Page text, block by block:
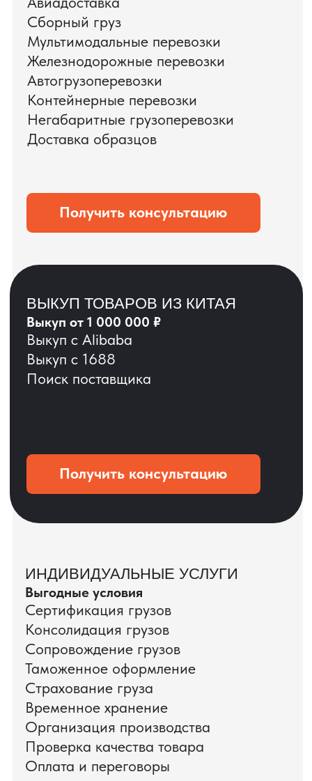
ДО ОПЛАТЫ?
ОСТАВЬТЕ ЗАЯВКУ
Мы вернёмся с расчётом и фото после
технической проверки
+7
КЕЙС ПАО «РОСТЕЛЕКОМ»
ПАО «Ростелеком» доверяет нам полный
цикл международных поставок — от
поиска и проверки поставщиков до
доставки оборудования.
Мы обеспечили полный цикл работ:
проверку продукции, логистику,
таможенное оформление и контроль
сроков. В результате все товары были
доставлены точно в срок и без
дополнительных рисков.
PRO TORG — проверенный партнёр по
международной логистике для ведущих
федеральных компаний.